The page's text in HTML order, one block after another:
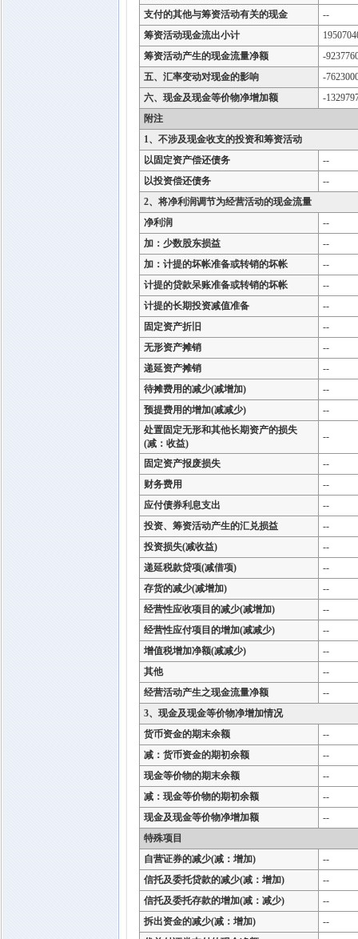
支付的其他与筹资活动有关的现金
--
筹资活动现金流出小计
筹资活动产生的现金流量净额
-
五、汇率变动对现金的影响
-
六、现金及现金等价物净增加额
-
附注
1、不涉及现金收支的投资和筹资活动
以固定资产偿还债务
--
以投资偿还债务
--
2、将净利润调节为经营活动的现金流量
净利润
--
加：少数股东损益
--
加：计提的坏帐准备或转销的坏帐
--
计提的贷款呆账准备或转销的坏帐
--
计提的长期投资减值准备
--
固定资产折旧
--
无形资产摊销
--
递延资产摊销
--
待摊费用的减少(减增加)
--
预提费用的增加(减减少)
--
处置固定无形和其他长期资产的损失
(减：收益)
--
固定资产报废损失
--
财务费用
--
应付债券利息支出
--
投资、筹资活动产生的汇兑损益
--
投资损失(减收益)
--
递延税款贷项(减借项)
--
存货的减少(减增加)
--
经营性应收项目的减少(减增加)
--
经营性应付项目的增加(减减少)
--
增值税增加净额(减减少)
--
其他
--
经营活动产生之现金流量净额
--
3、现金及现金等价物净增加情况
货币资金的期末余额
--
减：货币资金的期初余额
--
现金等价物的期末余额
--
减：现金等价物的期初余额
--
现金及现金等价物净增加额
--
特殊项目
自营证券的减少(减：增加)
--
信托及委托贷款的减少(减：增加)
--
信托及委托存款的增加(减：减少)
--
拆出资金的减少(减：增加)
--